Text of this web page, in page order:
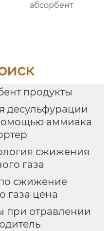
абсорбент
продукты
десульфурации
аммиака
сжижения
газа
сжижение
газа цена
при отравлении